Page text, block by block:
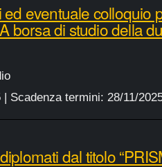
eventuale colloquio
borsa di studio della
| Scadenza termini: 28/11/
dal titolo